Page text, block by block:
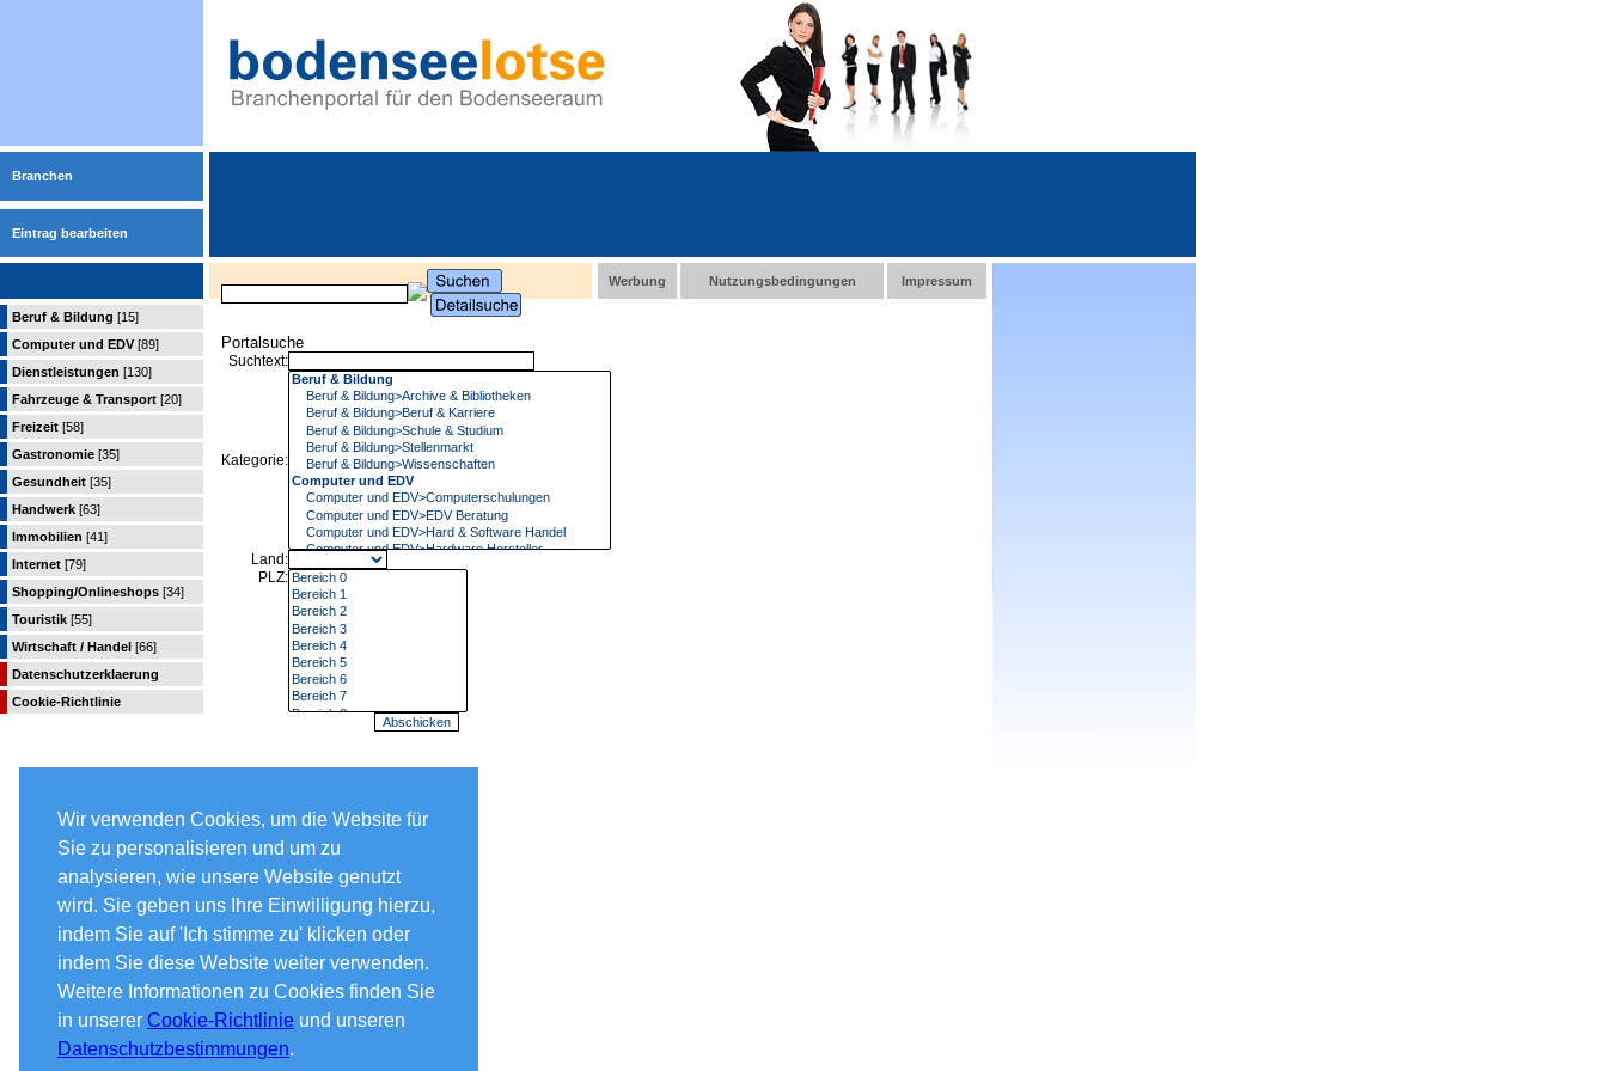
Wir verwenden Cookies, um die Website für
Sie zu personalisieren und um zu
analysieren, wie unsere Website genutzt
wird. Sie geben uns Ihre Einwilligung hierzu,
indem Sie auf 'Ich stimme zu' klicken oder
indem Sie diese Website weiter verwenden.
Weitere Informationen zu Cookies finden Sie
in unserer Cookie-Richtlinie und unseren
Datenschutzbestimmungen.
Branchen
Eintrag bearbeiten
Werbung Nutzungsbedingungen Impressum
Beruf & Bildung [15]
Computer und EDV [89]
Dienstleistungen [130]
Fahrzeuge & Transport [20]
Freizeit [58]
Gastronomie [35]
Gesundheit [35]
Handwerk [63]
Immobilien [41]
Internet [79]
Shopping/Onlineshops [34]
Touristik [55]
Wirtschaft / Handel [66]
Datenschutzerklaerung
Cookie-Richtlinie
Portalsuche
Suchtext:
Kategorie:
Land:
PLZ: